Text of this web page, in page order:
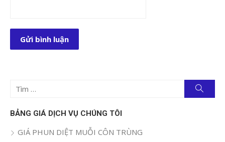
Tìm
quả
kiếm
BẢNG GIÁ DỊCH VỤ CHÚNG TÔI
GIÁ PHUN DIỆT MUỖI CÔN TRÙNG